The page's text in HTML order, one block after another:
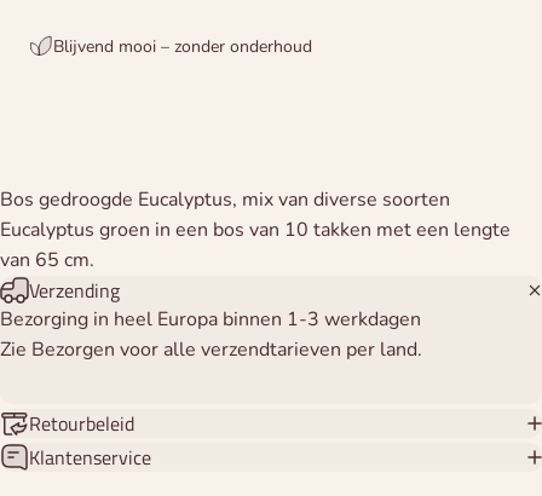
Blijvend mooi – zonder onderhoud
Bos gedroogde Eucalyptus, mix van diverse soorten
Eucalyptus groen in een bos van 10 takken met een lengte
van 65 cm.
Verzending
Bezorging in heel Europa binnen 1-3 werkdagen
Zie Bezorgen voor alle verzendtarieven per land.
Retourbeleid
Klantenservice